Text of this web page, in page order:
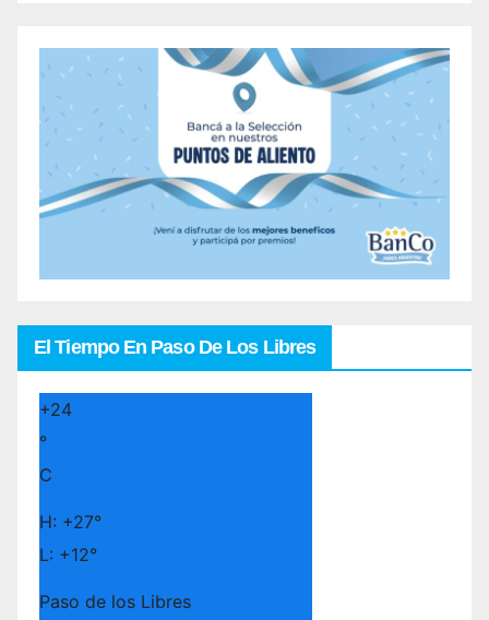
El Tiempo En Paso De Los Libres
+24
°
C
H: +27°
L: +12°
Paso de los Libres